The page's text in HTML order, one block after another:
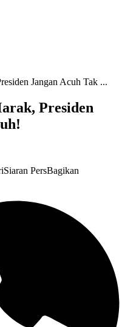
Jangan Acuh Tak ...
Presiden
Siaran PersBagikan